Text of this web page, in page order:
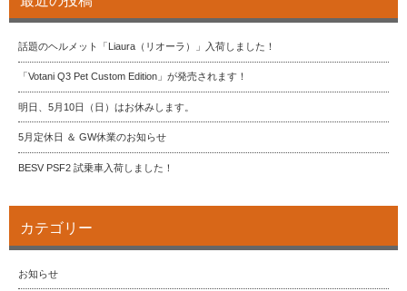
話題のヘルメット「Liaura（リオーラ）」入荷しました！
「Votani Q3 Pet Custom Edition」が発売されます！
明日、5月10日（日）はお休みします。
5月定休日 ＆ GW休業のお知らせ
BESV PSF2 試乗車入荷しました！
カテゴリー
お知らせ